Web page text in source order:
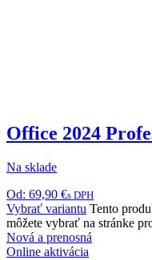
Office 2024
Na sklade
Od: 69,90 €s DPH
Vybrať variantu Tento
môžete vybrať na stránke
Nová a prenosná
Online aktivácia